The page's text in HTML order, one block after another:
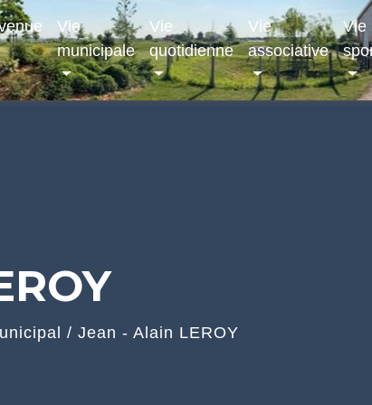
Vie
municipale
Vie
quotidienne
Vie
associative
Vie
/ Jean - Alain LEROY